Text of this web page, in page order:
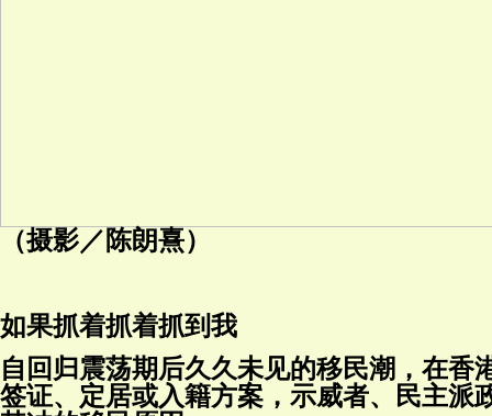
（摄影／陈朗熹）
如果抓着抓着抓到我
自回归震荡期后久久未见的移民潮，在
签证、定居或入籍方案，示威者、民主派